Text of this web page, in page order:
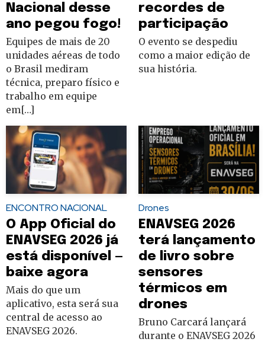
Nacional desse
ano pegou fogo!
Equipes de mais de 20
unidades aéreas de todo
o Brasil mediram
técnica, preparo físico e
trabalho em equipe
em[…]
recordes de
participação
O evento se despediu
como a maior edição de
sua história.
ENCONTRO NACIONAL
O App Oficial do
ENAVSEG 2026 já
está disponível —
baixe agora
Mais do que um
aplicativo, esta será sua
central de acesso ao
ENAVSEG 2026.
Drones
ENAVSEG 2026
terá lançamento
de livro sobre
sensores
térmicos em
drones
Bruno Carcará lançará
durante o ENAVSEG 2026